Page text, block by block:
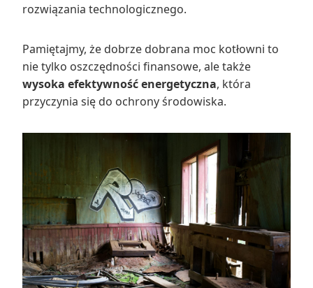
rozwiązania technologicznego.
Pamiętajmy, że dobrze dobrana moc kotłowni to
nie tylko oszczędności finansowe, ale także
wysoka efektywność energetyczna, która
przyczynia się do ochrony środowiska.